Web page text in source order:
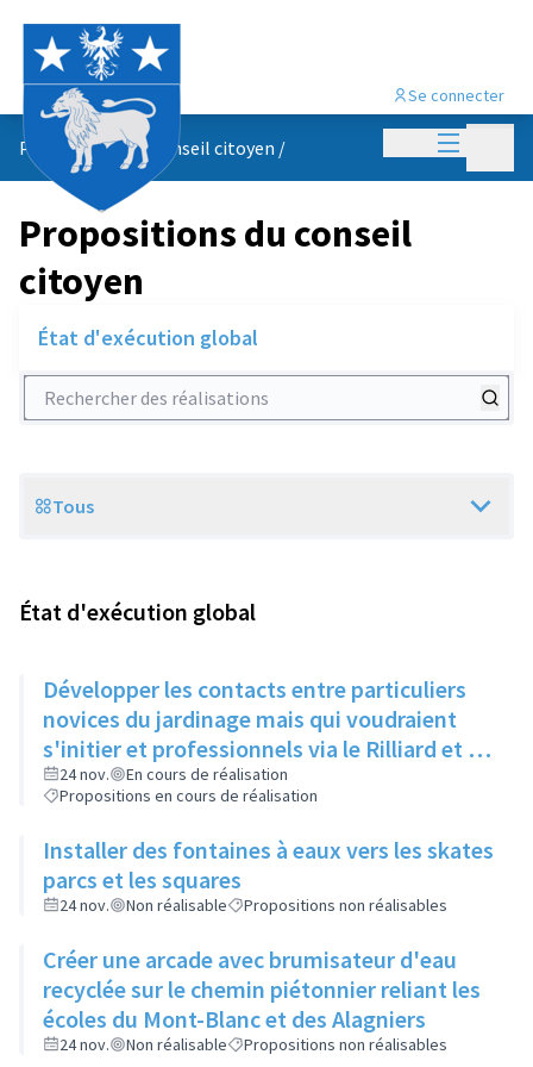
Menu
Se connecter
Propositions du conseil citoyen /
Propositions du conseil
citoyen
État d'exécution global
Rechercher des réalisations
Scope
Tous
État d'exécution global
Développer les contacts entre particuliers
novices du jardinage mais qui voudraient
s'initier et professionnels via le Rilliard et la
Maison de la Vie Locale
24 nov.
En cours de réalisation
Propositions en cours de réalisation
Installer des fontaines à eaux vers les skates
parcs et les squares
24 nov. Non réalisable Propositions non réalisables
Créer une arcade avec brumisateur d'eau
recyclée sur le chemin piétonnier reliant les
écoles du Mont-Blanc et des Alagniers
24 nov. Non réalisable Propositions non réalisables